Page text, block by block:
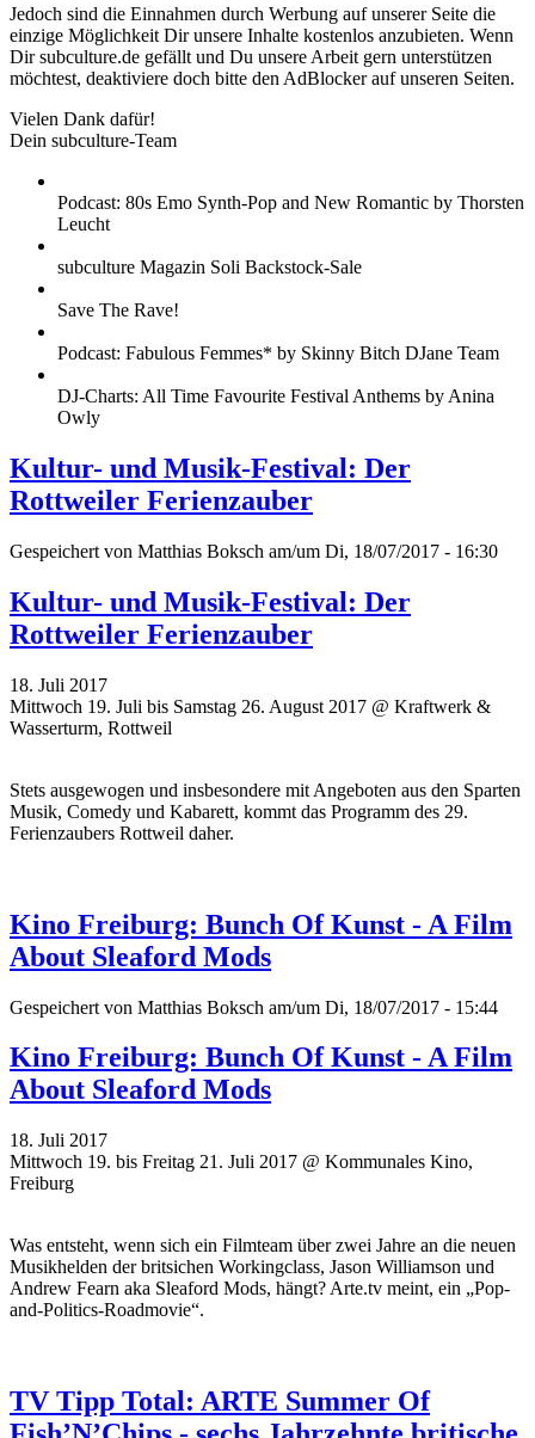
Jedoch sind die Einnahmen durch Werbung auf unserer Seite die
einzige Möglichkeit Dir unsere Inhalte kostenlos anzubieten. Wenn
Dir subculture.de gefällt und Du unsere Arbeit gern unterstützen
möchtest, deaktiviere doch bitte den AdBlocker auf unseren Seiten.
Vielen Dank dafür!
Dein subculture-Team
Podcast: 80s Emo Synth-Pop and New Romantic by Thorsten
Leucht
subculture Magazin Soli Backstock-Sale
Save The Rave!
Podcast: Fabulous Femmes* by Skinny Bitch DJane Team
DJ-Charts: All Time Favourite Festival Anthems by Anina
Owly
Kultur- und Musik-Festival: Der
Rottweiler Ferienzauber
Gespeichert von Matthias Boksch am/um Di, 18/07/2017 - 16:30
Kultur- und Musik-Festival: Der
Rottweiler Ferienzauber
18. Juli 2017
Mittwoch 19. Juli bis Samstag 26. August 2017 @ Kraftwerk &
Wasserturm, Rottweil
Stets ausgewogen und insbesondere mit Angeboten aus den Sparten
Musik, Comedy und Kabarett, kommt das Programm des 29.
Ferienzaubers Rottweil daher.
Kino Freiburg: Bunch Of Kunst - A Film
About Sleaford Mods
Gespeichert von Matthias Boksch am/um Di, 18/07/2017 - 15:44
Kino Freiburg: Bunch Of Kunst - A Film
About Sleaford Mods
18. Juli 2017
Mittwoch 19. bis Freitag 21. Juli 2017 @ Kommunales Kino,
Freiburg
Was entsteht, wenn sich ein Filmteam über zwei Jahre an die neuen
Musikhelden der britsichen Workingclass, Jason Williamson und
Andrew Fearn aka Sleaford Mods, hängt? Arte.tv meint, ein „Pop-
and-Politics-Roadmovie“.
TV Tipp Total: ARTE Summer Of